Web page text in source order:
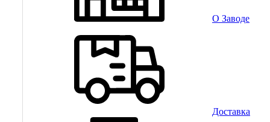
О Заводе
Доставка